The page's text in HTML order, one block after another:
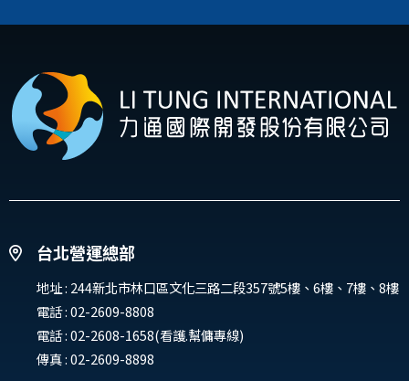
台北營運總部
地址 : 244新北市林口區文化三路二段357號5樓、6樓、7樓、8樓
電話 :02-2609-8808
電話 :02-2608-1658(看護.幫傭專線)
傳真 : 02-2609-8898